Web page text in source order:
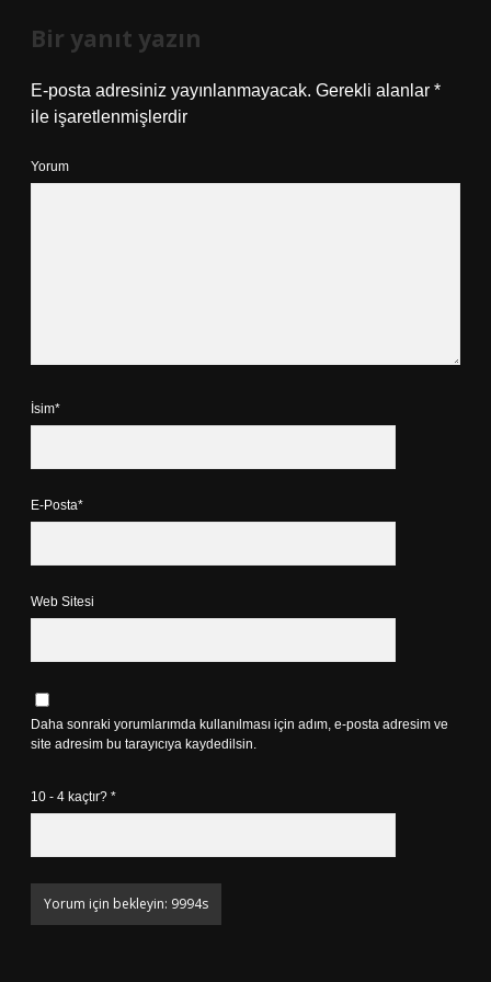
Bir yanıt yazın
E-posta adresiniz yayınlanmayacak. Gerekli alanlar *
ile işaretlenmişlerdir
Yorum
İsim*
E-Posta*
Web Sitesi
Daha sonraki yorumlarımda kullanılması için adım, e-posta adresim ve
site adresim bu tarayıcıya kaydedilsin.
10 - 4 kaçtır? *